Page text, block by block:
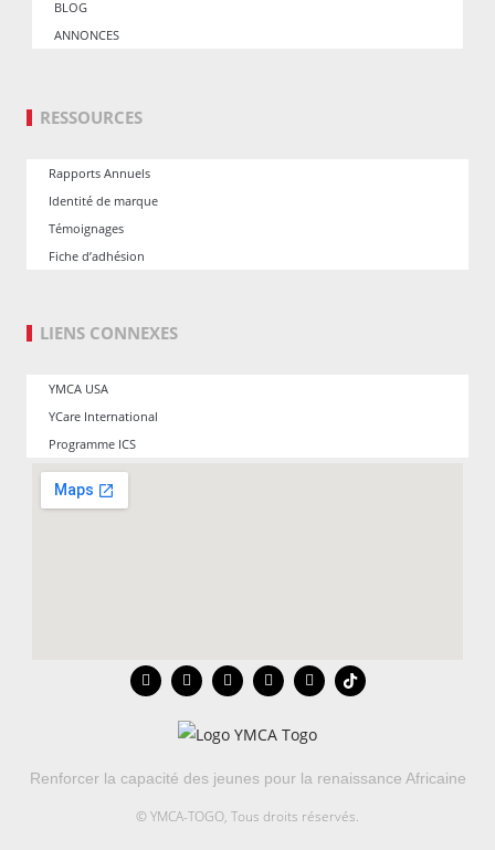
BLOG
ANNONCES
RESSOURCES
Rapports Annuels
Identité de marque
Témoignages
Fiche d’adhésion
LIENS CONNEXES
YMCA USA
YCare International
Programme ICS
Renforcer la capacité des jeunes pour la renaissance Africaine
© YMCA-TOGO, Tous droits réservés.